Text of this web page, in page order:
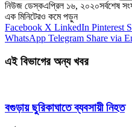
নিউজ ডেস্কএপ্রিল ১৬, ২০২০সর্বশেষ
এক মিনিটেরও কমে পড়ুন
Facebook X LinkedIn Pinterest
WhatsApp Telegram Share via
এই বিভাগের অন্য খবর
বগুড়ায় ছুরিকাঘাতে ব্যবসায়ী নিহত